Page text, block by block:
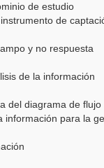
de estudio
de
y no respuesta
de la información
del diagrama de flujo
información para la